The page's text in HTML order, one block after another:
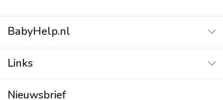
BabyHelp.nl
Vraag & Antwoord
Links
Nieuwsbrief